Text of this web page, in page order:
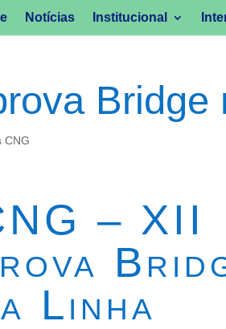
Notícias Institucional
Bridge
CNG
– XII
Linha